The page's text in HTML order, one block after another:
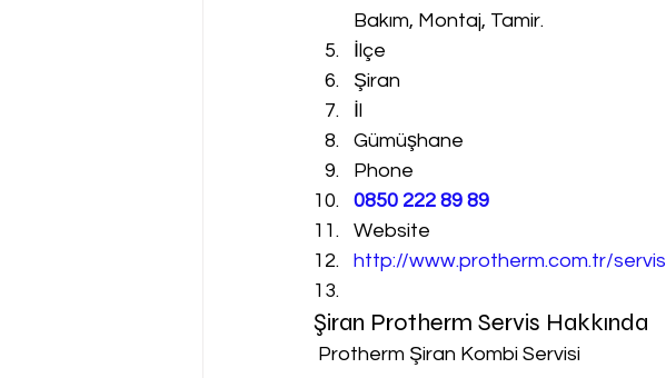
Bakım, Montaj, Tamir.
İlçe
Şiran
İl
Gümüşhane
Phone
0850 222 89 89
Website
http://www.protherm.com.tr/servis
Şiran Protherm Servis Hakkında
Protherm Şiran Kombi Servisi